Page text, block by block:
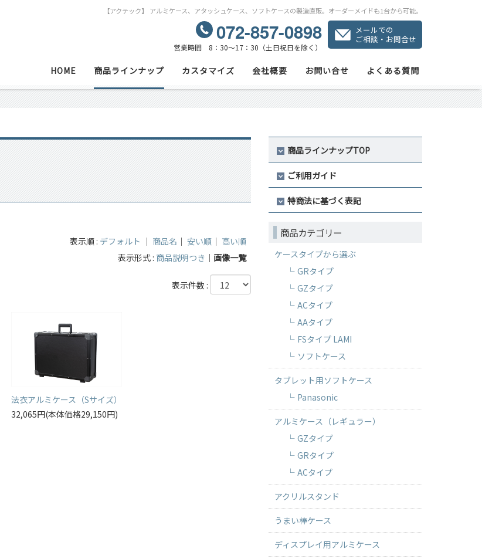
【アクテック】 アルミケース、アタッシュケース、ソフトケースの製造直販。オーダーメイドも1台から可能。
072-857-0898
営業時間 8：30～17：30（土日祝日を除く）
メールでの
ご相談・お問合せ
HOME 商品ラインナップ カスタマイズ 会社概要 お問い合せ よくある質問
表示順 : デフォルト ｜ 商品名 ｜ 安い順｜ 高い順
表示形式 : 商品説明つき ｜ 画像一覧
表示件数 :
法衣アルミケース（Sサイズ）
32,065円(本体価格29,150円)
商品ラインナップTOP
ご利用ガイド
特商法に基づく表記
商品カテゴリー
ケースタイプから選ぶ
GRタイプ
GZタイプ
ACタイプ
AAタイプ
FSタイプ LAMI
ソフトケース
タブレット用ソフトケース
Panasonic
アルミケース（レギュラー）
GZタイプ
GRタイプ
ACタイプ
アクリルスタンド
うまい棒ケース
ディスプレイ用アルミケース